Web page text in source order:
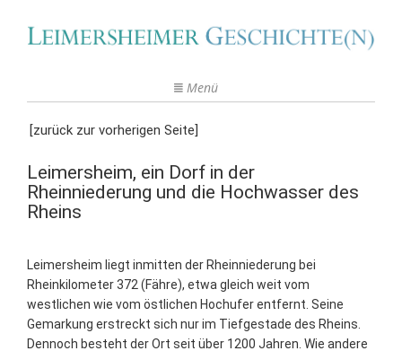
Menü
[zurück zur vorherigen Seite]
Leimersheim, ein Dorf in der
Rheinniederung und die Hochwasser des
Rheins
Leimersheim liegt inmitten der Rheinniederung bei
Rheinkilometer 372 (Fähre), etwa gleich weit vom
westlichen wie vom östlichen Hochufer entfernt. Seine
Gemarkung erstreckt sich nur im Tiefgestade des Rheins.
Dennoch besteht der Ort seit über 1200 Jahren. Wie andere